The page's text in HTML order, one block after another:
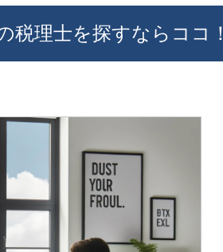
税理士を探すならココ！